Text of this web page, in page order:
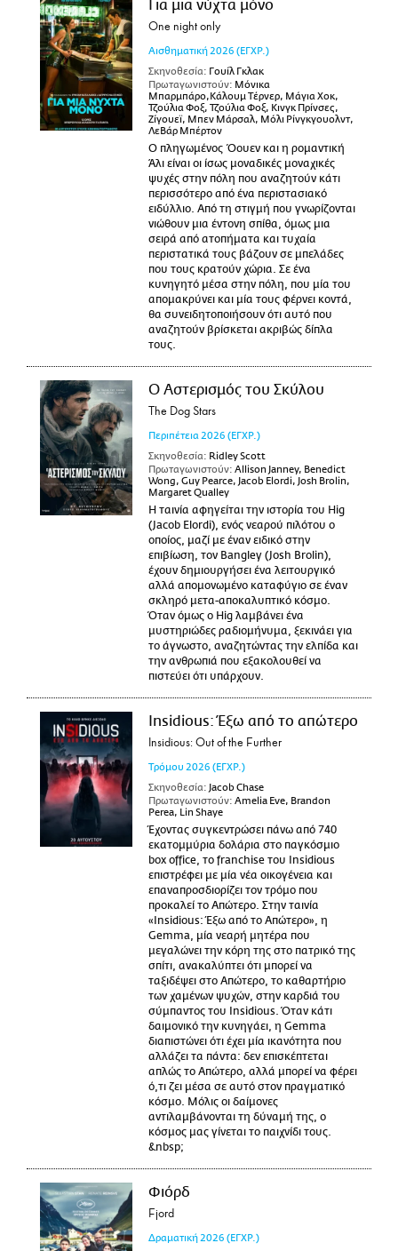
Για μια νύχτα μόνο
One night only
Αισθηματική 2026 (ΕΓΧΡ.)
Σκηνοθεσία: Γουίλ Γκλακ
Πρωταγωνιστούν: Μόνικα
Μπαρμπάρο,Κάλουμ Τέρνερ, Μάγια Χοκ,
Τζούλια Φοξ, Τζούλια Φοξ, Κινγκ Πρίνσες,
Ζίγουεϊ, Μπεν Μάρσαλ, Μόλι Ρίνγκγουολντ,
ΛεΒάρ Μπέρτον
Ο πληγωμένος Όουεν και η ρομαντική
Άλι είναι οι ίσως μοναδικές μοναχικές
ψυχές στην πόλη που αναζητούν κάτι
περισσότερο από ένα περιστασιακό
ειδύλλιο. Από τη στιγμή που γνωρίζονται
νιώθουν μια έντονη σπίθα, όμως μια
σειρά από ατοπήματα και τυχαία
περιστατικά τους βάζουν σε μπελάδες
που τους κρατούν χώρια. Σε ένα
κυνηγητό μέσα στην πόλη, που μία του
απομακρύνει και μία τους φέρνει κοντά,
θα συνειδητοποιήσουν ότι αυτό που
αναζητούν βρίσκεται ακριβώς δίπλα
τους.
Ο Αστερισμός του Σκύλου
The Dog Stars
Περιπέτεια 2026 (ΕΓΧΡ.)
Σκηνοθεσία: Ridley Scott
Πρωταγωνιστούν: Allison Janney, Benedict
Wong, Guy Pearce, Jacob Elordi, Josh Brolin,
Margaret Qualley
Η ταινία αφηγείται την ιστορία του Hig
(Jacob Elordi), ενός νεαρού πιλότου ο
οποίος, μαζί με έναν ειδικό στην
επιβίωση, τον Bangley (Josh Brolin),
έχουν δημιουργήσει ένα λειτουργικό
αλλά απομονωμένο καταφύγιο σε έναν
σκληρό μετα-αποκαλυπτικό κόσμο.
Όταν όμως ο Hig λαμβάνει ένα
μυστηριώδες ραδιομήνυμα, ξεκινάει για
το άγνωστο, αναζητώντας την ελπίδα και
την ανθρωπιά που εξακολουθεί να
πιστεύει ότι υπάρχουν.
Insidious: Έξω από το απώτερο
Insidious: Out of the Further
Τρόμου 2026 (ΕΓΧΡ.)
Σκηνοθεσία: Jacob Chase
Πρωταγωνιστούν: Amelia Eve, Brandon
Perea, Lin Shaye
Έχοντας συγκεντρώσει πάνω από 740
εκατομμύρια δολάρια στο παγκόσμιο
box office, το franchise του Insidious
επιστρέφει με μία νέα οικογένεια και
επαναπροσδιορίζει τον τρόμο που
προκαλεί το Απώτερο. Στην ταινία
«Insidious: Έξω από το Απώτερο», η
Gemma, μία νεαρή μητέρα που
μεγαλώνει την κόρη της στο πατρικό της
σπίτι, ανακαλύπτει ότι μπορεί να
ταξιδέψει στο Απώτερο, το καθαρτήριο
των χαμένων ψυχών, στην καρδιά του
σύμπαντος του Insidious. Όταν κάτι
δαιμονικό την κυνηγάει, η Gemma
διαπιστώνει ότι έχει μία ικανότητα που
αλλάζει τα πάντα: δεν επισκέπτεται
απλώς το Απώτερο, αλλά μπορεί να φέρει
ό,τι ζει μέσα σε αυτό στον πραγματικό
κόσμο. Μόλις οι δαίμονες
αντιλαμβάνονται τη δύναμή της, ο
κόσμος μας γίνεται το παιχνίδι τους.
&nbsp;
Φιόρδ
Fjord
Δραματική 2026 (ΕΓΧΡ.)